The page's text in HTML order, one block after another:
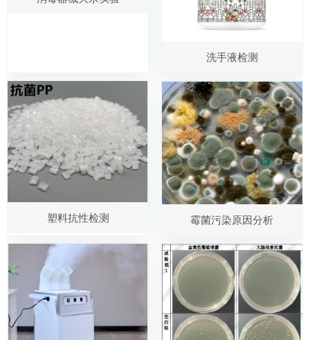
洗手液检测
塑料抗性检测 霉菌污染原因分析